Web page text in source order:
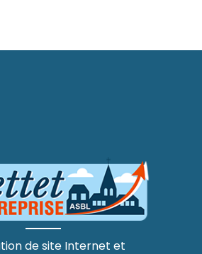
de site Internet et